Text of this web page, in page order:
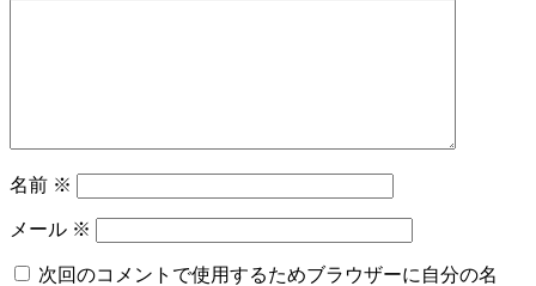
名前 ※
メール ※
次回のコメントで使用するためブラウザーに自分の名